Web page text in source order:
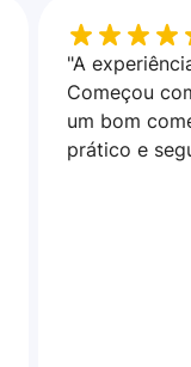
"A
Começou
um bom
prático e